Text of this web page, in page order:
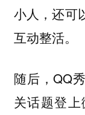
小人，还可
互动整活。
随后，QQ
关话题登